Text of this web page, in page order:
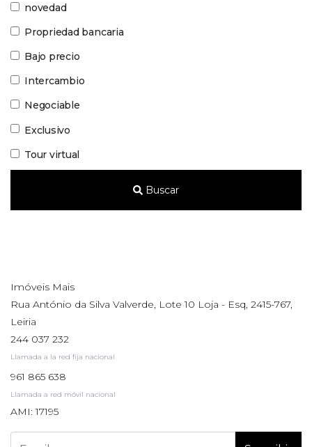
novedad
Propriedad bancaria
Bajo precio
Intercambio
Negociable
Exclusivo
Tour virtual
Buscar
Imóveis Mais
Rua António da Silva Valverde, Lote 10 Loja - Esq, 2415-767,
Leiria
244 037 232
Llamada a la red fija nacional
961 865 638
Llamada a red móvil nacional
AMI: 17195